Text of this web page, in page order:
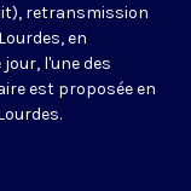
retransmission
en
l'une des
est proposée en